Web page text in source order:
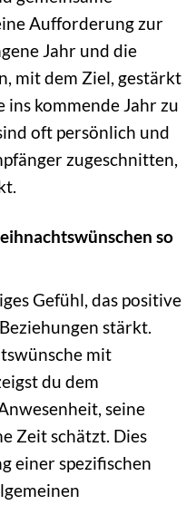
Aufforderung zur
Jahr und die
mit dem Ziel, gestärkt
kommende Jahr zu
oft persönlich und
zugeschnitten,
so
Gefühl, das positive
stärkt.
mit
du dem
seine
Zeit schätzt. Dies
einer spezifischen